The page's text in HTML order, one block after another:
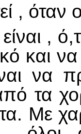
, όταν
,
και
να
τα
Με